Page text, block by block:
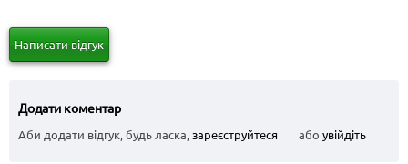
Написати відгук
Додати коментар
Аби додати відгук, будь ласка,зареєструйтеся або увійдіть